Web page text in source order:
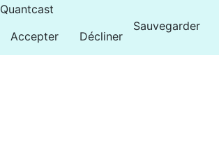
Quantcast
Accepter
Décliner
Sauvegarder